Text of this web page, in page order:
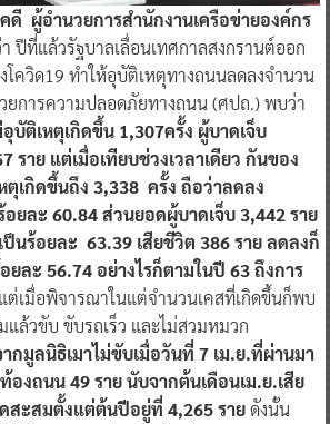
ผู้อำนวยการสำนักงานเครือข่ายองค์กร
ปีที่แล้วรัฐบาลเลื่อนเทศกาลสงกรานต์ออก
โควิด19 ทำให้อุบัติเหตุทางถนนลดลงจำนวน
การความปลอดภัยทางถนน (ศปถ.) พบว่า
บัติเหตุเกิดขึ้น 1,307ครั้ง ผู้บาดเจ็บ
ราย แต่เมื่อเทียบช่วงเวลาเดียว กันของ
เกิดขึ้นถึง 3,338 ครั้ง ถือว่าลดลง
ยละ 60.84 ส่วนยอดผู้บาดเจ็บ 3,442 ราย
นร้อยละ 63.39 เสียชีวิต 386 ราย ลดลงก็
ละ 56.74 อย่างไรก็ตามในปี 63 ถึงการ
แต่เมื่อพิจารณาในแต่จำนวนเคสที่เกิดขึ้นก็พบ
แล้วขับ ขับรถเร็ว และไม่สวมหมวก
กมูลนิธิเมาไม่ขับเมื่อวันที่ 7 เม.ย.ที่ผ่านมา
งถนน 49 ราย นับจากต้นเดือนเม.ย.เสีย
สะสมตั้งแต่ต้นปีอยู่ที่ 4,265 รายดังนั้น